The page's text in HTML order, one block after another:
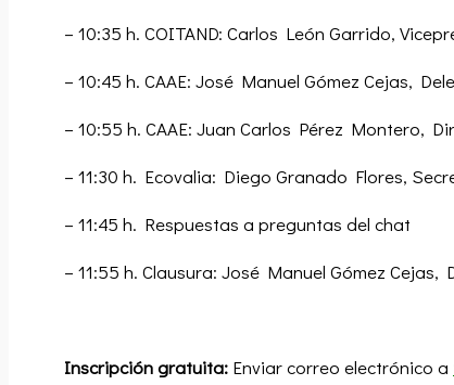
– 10:35 h. COITAND: Carlos León Garrido,
– 10:45 h. CAAE: José Manuel Gómez Cejas,
– 10:55 h. CAAE: Juan Carlos Pérez Montero,
– 11:30 h. Ecovalia: Diego Granado Flores,
– 11:45 h. Respuestas a preguntas del chat
– 11:55 h. Clausura: José Manuel Gómez Cejas,
Inscripción gratuita: Enviar correo electrónico a